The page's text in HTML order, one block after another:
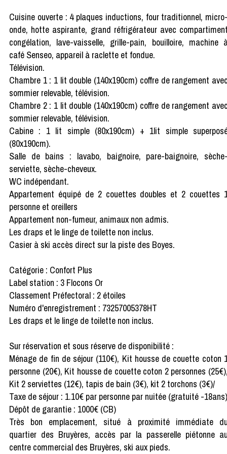
Cuisine ouverte : 4 plaques inductions, four traditionnel,
onde, hotte aspirante, grand réfrigérateur avec
congélation, lave-vaisselle, grille-pain, bouilloire, machine
café Senseo, appareil à raclette et fondue.
Télévision.
Chambre 1 : 1 lit double (140x190cm) coffre de rangement
sommier relevable, télévision.
Chambre 2 : 1 lit double (140x190cm) coffre de rangement
sommier relevable, télévision.
Cabine : 1 lit simple (80x190cm) + 1lit simple
(80x190cm).
Salle de bains : lavabo, baignoire, pare-baignoire,
serviette, sèche-cheveux.
WC indépendant.
Appartement équipé de 2 couettes doubles et 2 couettes
personne et oreillers
Appartement non-fumeur, animaux non admis.
Les draps et le linge de toilette non inclus.
Casier à ski accès direct sur la piste des Boyes.
Catégorie : Confort Plus
Label station : 3 Flocons Or
Classement Préfectoral : 2 étoiles
Numéro d'enregistrement : 73257005378HT
Les draps et le linge de toilette non inclus.
Sur réservation et sous réserve de disponibilité :
Ménage de fin de séjour (110€), Kit housse de couette coton
personne (20€), Kit housse de couette coton 2 personnes
Kit 2 serviettes (12€), tapis de bain (3€), kit 2 torchons (3€)/
Taxe de séjour : 1.10€ par personne par nuitée (gratuité -18ans)
Dépôt de garantie : 1000€ (CB)
Très bon emplacement, situé à proximité immédiate
quartier des Bruyères, accès par la passerelle piétonne
centre commercial des Bruyères, ski aux pieds.